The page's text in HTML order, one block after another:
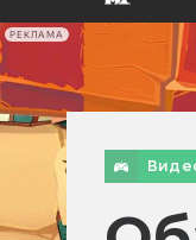
РЕКЛАМА